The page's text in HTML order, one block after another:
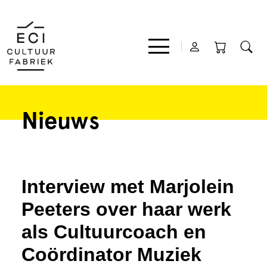
Film
Theater
Expo
Nieuws
Interview met Marjolein
Peeters over haar werk
als Cultuurcoach en
Coördinator Muziek